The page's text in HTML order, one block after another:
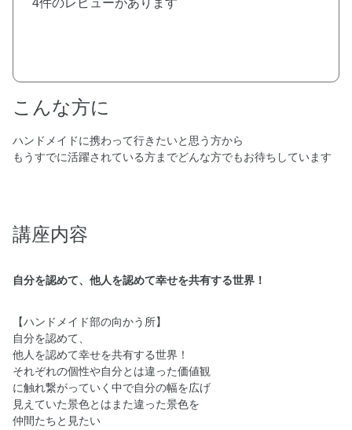
4件のレビューがあります
こんな方に
ハンドメイドに携わって行きたいと思う方から
もうすでに活躍されている方までどんな方でもお待ちしています
講座内容
自分を認めて、他人を認めて幸せを共有する世界！
【ハンドメイド部の向かう所】
自分を認めて、
他人を認めて幸せを共有する世界！
それぞれの個性や自分とは違った価値観
に触れ繋がっていく中で自分の幅を広げ
見えていた景色とはまた違った景色を
仲間たちと見たい